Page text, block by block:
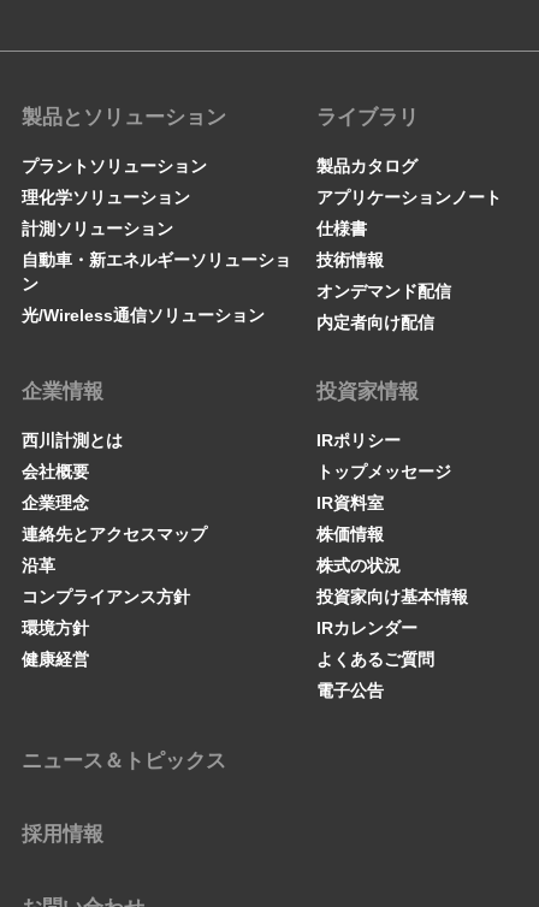
製品とソリューション
プラントソリューション
理化学ソリューション
計測ソリューション
自動車・新エネルギーソリューショ
ン
光/Wireless通信ソリューション
ライブラリ
製品カタログ
アプリケーションノート
仕様書
技術情報
オンデマンド配信
内定者向け配信
企業情報
西川計測とは
会社概要
企業理念
連絡先とアクセスマップ
沿革
コンプライアンス方針
環境方針
健康経営
投資家情報
IRポリシー
トップメッセージ
IR資料室
株価情報
株式の状況
投資家向け基本情報
IRカレンダー
よくあるご質問
電子公告
ニュース＆トピックス
採用情報